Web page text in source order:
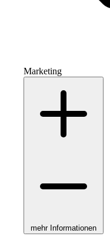
Marketing
mehr Informationen